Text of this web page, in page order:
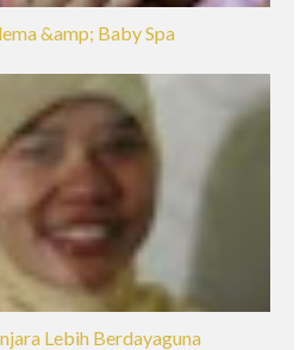
&amp; Baby Spa
Lebih Berdayaguna